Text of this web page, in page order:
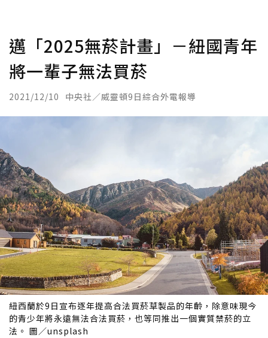
邁「2025無菸計畫」－紐國青年
將一輩子無法買菸
2021/12/10 中央社／威靈頓9日綜合外電報導
紐西蘭於9日宣布逐年提高合法買菸草製品的年齡，除意味現今
的青少年將永遠無法合法買菸，也等同推出一個實質禁菸的立
法。 圖／unsplash